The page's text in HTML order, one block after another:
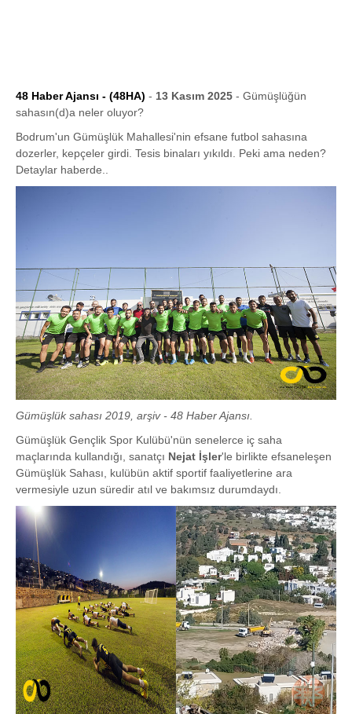
48 Haber Ajansı - (48HA) - 13 Kasım 2025 - Gümüşlüğün
sahasın(d)a neler oluyor?
Bodrum'un Gümüşlük Mahallesi'nin efsane futbol sahasına
dozerler, kepçeler girdi. Tesis binaları yıkıldı. Peki ama neden?
Detaylar haberde..
Gümüşlük sahası 2019, arşiv - 48 Haber Ajansı.
Gümüşlük Gençlik Spor Kulübü'nün senelerce iç saha
maçlarında kullandığı, sanatçı Nejat İşler'le birlikte efsaneleşen
Gümüşlük Sahası, kulübün aktif sportif faaliyetlerine ara
vermesiyle uzun süredir atıl ve bakımsız durumdaydı.